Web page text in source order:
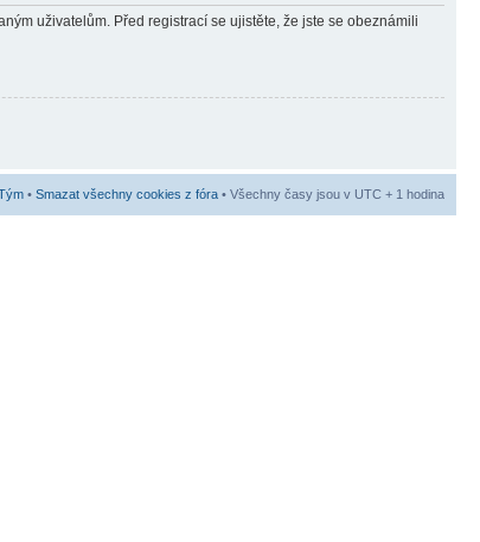
uživatelům. Před registrací se ujistěte, že jste se obeznámili
• Smazat všechny cookies z fóra • Všechny časy jsou v UTC + 1 hodina